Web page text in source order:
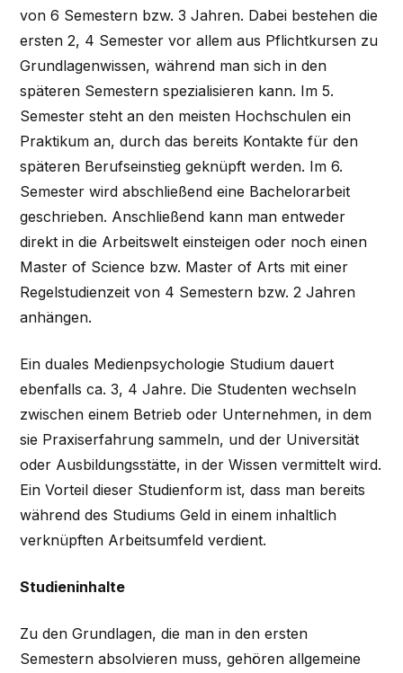
von 6 Semestern bzw. 3 Jahren. Dabei bestehen die
ersten 2, 4 Semester vor allem aus Pflichtkursen zu
Grundlagenwissen, während man sich in den
späteren Semestern spezialisieren kann. Im 5.
Semester steht an den meisten Hochschulen ein
Praktikum an, durch das bereits Kontakte für den
späteren Berufseinstieg geknüpft werden. Im 6.
Semester wird abschließend eine Bachelorarbeit
geschrieben. Anschließend kann man entweder
direkt in die Arbeitswelt einsteigen oder noch einen
Master of Science bzw. Master of Arts mit einer
Regelstudienzeit von 4 Semestern bzw. 2 Jahren
anhängen.
Ein duales Medienpsychologie Studium dauert
ebenfalls ca. 3, 4 Jahre. Die Studenten wechseln
zwischen einem Betrieb oder Unternehmen, in dem
sie Praxiserfahrung sammeln, und der Universität
oder Ausbildungsstätte, in der Wissen vermittelt wird.
Ein Vorteil dieser Studienform ist, dass man bereits
während des Studiums Geld in einem inhaltlich
verknüpften Arbeitsumfeld verdient.
Studieninhalte
Zu den Grundlagen, die man in den ersten
Semestern absolvieren muss, gehören allgemeine